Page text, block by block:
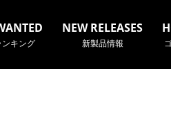
キング
NEW RELEASES
新製品情報